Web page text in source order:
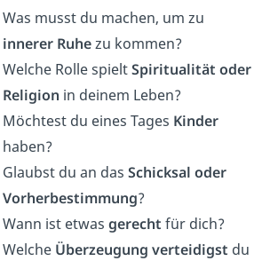
Was musst du machen, um zu
innerer Ruhezu kommen?
Welche Rolle spieltSpiritualität oder
Religion in deinem Leben?
Möchtest du eines Tages Kinder
haben?
Glaubst du an das Schicksal oder
Vorherbestimmung?
Wann ist etwas gerecht für dich?
Welche Überzeugung verteidigst du